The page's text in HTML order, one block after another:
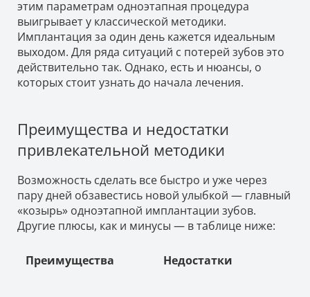
этим параметрам одноэтапная процедура
выигрывает у классической методики.
Имплантация за один день кажется идеальным
выходом. Для ряда ситуаций с потерей зубов это
действительно так. Однако, есть и нюансы, о
которых стоит узнать до начала лечения.
Преимущества и недостатки
привлекательной методики
Возможность сделать все быстро и уже через
пару дней обзавестись новой улыбкой — главный
«козырь» одноэтапной имплантации зубов.
Другие плюсы, как и минусы — в таблице ниже:
Преимущества Недостатки